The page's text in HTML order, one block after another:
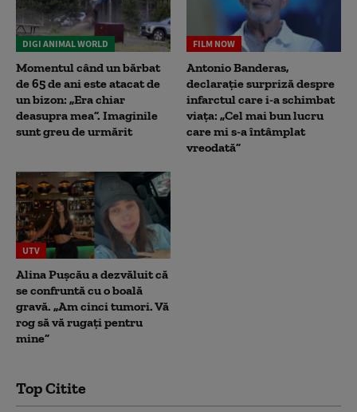
DIGI ANIMAL WORLD
Momentul când un bărbat
de 65 de ani este atacat de
un bizon: „Era chiar
deasupra mea”. Imaginile
sunt greu de urmărit
FILM NOW
Antonio Banderas,
declarație surpriză despre
infarctul care i-a schimbat
viața: „Cel mai bun lucru
care mi s-a întâmplat
vreodată”
UTV
Alina Pușcău a dezvăluit că
se confruntă cu o boală
gravă. „Am cinci tumori. Vă
rog să vă rugați pentru
mine”
Top Citite